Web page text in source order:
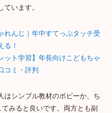
います。
んじ｜年中すてっぷタッチ受
る！
ト学習】年長向けこどもちゃ
コミ・評判
はシンプル教材のポピーか、ち
みると良いです。両方とも副